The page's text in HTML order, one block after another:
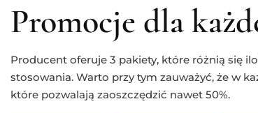
Promocje dla
Producent oferuje 3 pakiety, które różnią się
stosowania. Warto przy tym zauważyć, że w
które pozwalają zaoszczędzić nawet 50%.